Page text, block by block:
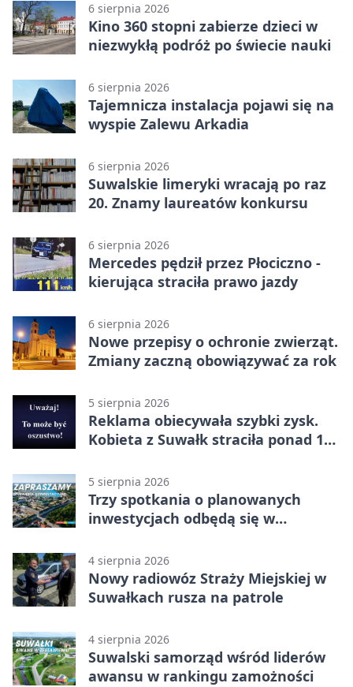
6 sierpnia 2026
Kino 360 stopni zabierze dzieci w
niezwykłą podróż po świecie nauki
6 sierpnia 2026
Tajemnicza instalacja pojawi się na
wyspie Zalewu Arkadia
6 sierpnia 2026
Suwalskie limeryki wracają po raz
20. Znamy laureatów konkursu
6 sierpnia 2026
Mercedes pędził przez Płociczno -
kierująca straciła prawo jazdy
6 sierpnia 2026
Nowe przepisy o ochronie zwierząt.
Zmiany zaczną obowiązywać za rok
5 sierpnia 2026
Reklama obiecywała szybki zysk.
Kobieta z Suwałk straciła ponad 190
5 sierpnia 2026
Trzy spotkania o planowanych
inwestycjach odbędą się w
4 sierpnia 2026
Nowy radiowóz Straży Miejskiej w
Suwałkach rusza na patrole
4 sierpnia 2026
Suwalski samorząd wśród liderów
awansu w rankingu zamożności